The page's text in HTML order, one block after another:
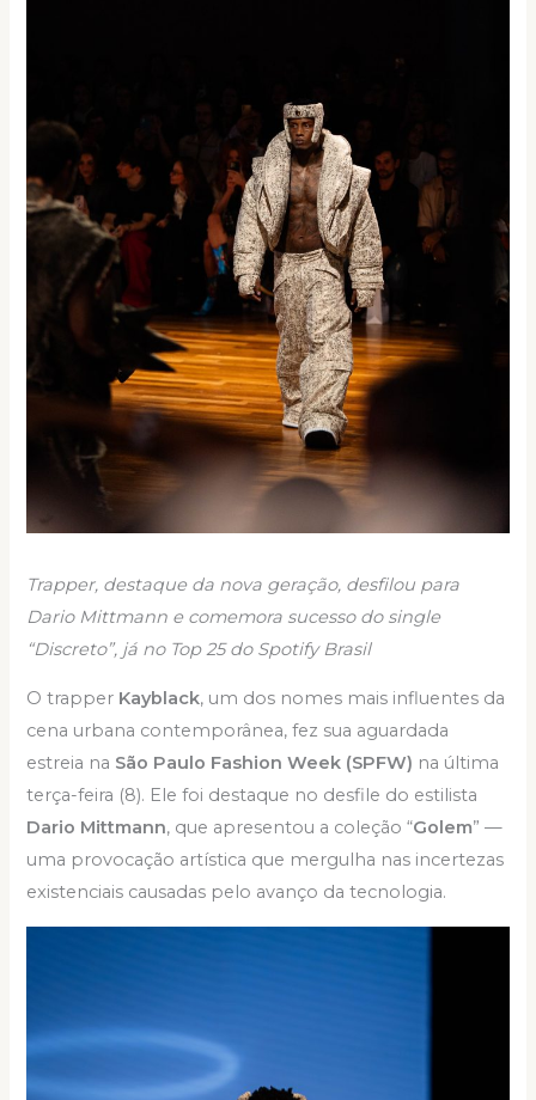
Trapper, destaque da nova geração, desfilou para
Dario Mittmann e comemora sucesso do single
“Discreto”, já no Top 25 do Spotify Brasil
O trapper Kayblack, um dos nomes mais influentes da
cena urbana contemporânea, fez sua aguardada
estreia na São Paulo Fashion Week (SPFW) na última
terça-feira (8). Ele foi destaque no desfile do estilista
Dario Mittmann, que apresentou a coleção “Golem” —
uma provocação artística que mergulha nas incertezas
existenciais causadas pelo avanço da tecnologia.